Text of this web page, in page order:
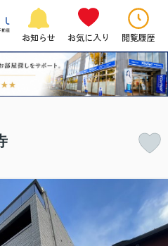
お知らせ お気に入り 閲覧履歴